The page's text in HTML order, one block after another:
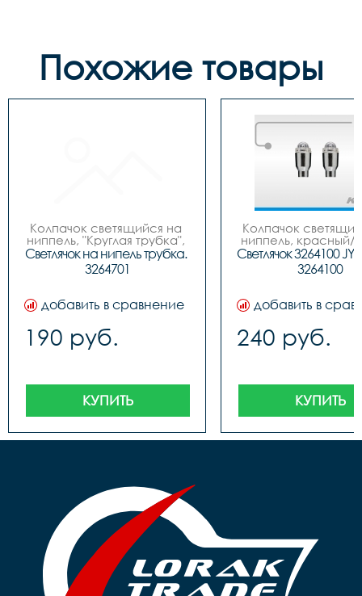
Похожие товары
Колпачок светящийся на
ниппель, "Круглая трубка",
инд. упак. блистер
Светлячок на нипель трубка.
3264701
добавить в сравнение
190 руб.
КУПИТЬ
Колпачок
ниппель, красный/
JY-503 (пара),
блистер
Светлячок 3264100
3264100
добавить в
240 руб.
КУПИТЬ